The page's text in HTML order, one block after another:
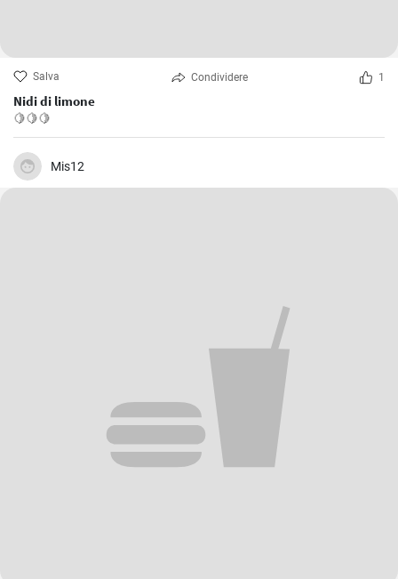
Salva Condividere 1
Nidi di limone
🍋🍋🍋
Mis12